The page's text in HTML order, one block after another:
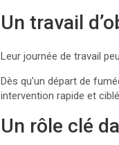
Un travail
Leur journée de travail
Dès qu’un départ de
intervention rapide et
Un rôle clé